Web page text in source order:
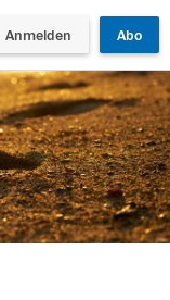
Anmelden Abo